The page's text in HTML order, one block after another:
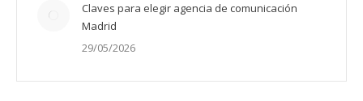
Claves para elegir agencia de comunicación
Madrid
29/05/2026